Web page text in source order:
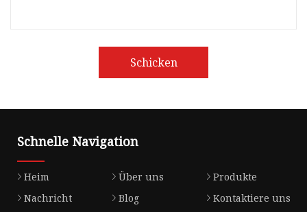
Schicken
Schnelle Navigation
Heim Über uns
Produkte
Nachricht
Blog
Kontaktiere uns